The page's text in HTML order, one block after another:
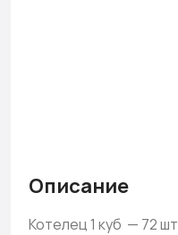
Описание
Котелец 1 куб — 72